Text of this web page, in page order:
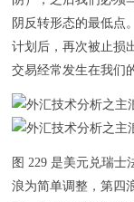
阴反转形态的最低点
计划后，再次被止损
交易经常发生在我们
图 229 是美元兑瑞士
浪为简单调整，第四